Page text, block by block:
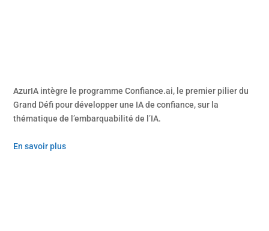
AzurIA intègre le programme Confiance.ai, le premier pilier du
Grand Défi pour développer une IA de confiance, sur la
thématique de l’embarquabilité de l’IA.
En savoir plus